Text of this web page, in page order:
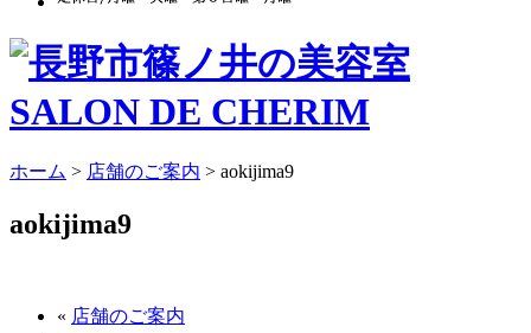
ホーム > 店舗のご案内 > aokijima9
aokijima9
« 店舗のご案内